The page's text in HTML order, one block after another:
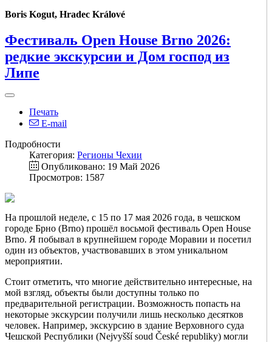
Boris Kogut, Hradec Králové
Фестиваль Open House Brno 2026:
редкие экскурсии и Дом господ из
Липе
Печать
E-mail
Подробности
Категория: Регионы Чехии
Опубликовано: 19 Май 2026
Просмотров: 1587
На прошлой неделе, с 15 по 17 мая 2026 года, в чешском
городе Брно (Brno) прошёл восьмой фестиваль Open House
Brno. Я побывал в крупнейшем городе Моравии и посетил
один из объектов, участвовавших в этом уникальном
мероприятии.
Стоит отметить, что многие действительно интересные, на
мой взгляд, объекты были доступны только по
предварительной регистрации. Возможность попасть на
некоторые экскурсии получили лишь несколько десятков
человек. Например, экскурсию в здание Верховного суда
Чешской Республики (Nejvyšší soud České republiky) могли